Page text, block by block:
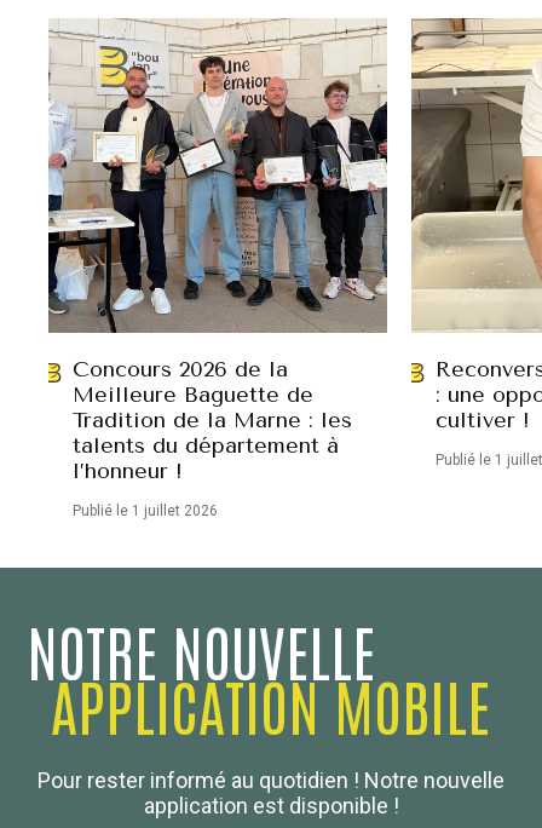
Concours 2026 de la
Meilleure Baguette de
Tradition de la Marne : les
talents du département à
l’honneur !
Publié le 1 juillet 2026
: une
cultiver !
Publié le 1
NOTRE NOUVELLE
APPLICATION MOBILE
Pour rester informé au quotidien ! Notre nouvelle
application est disponible !
Boulanger de France